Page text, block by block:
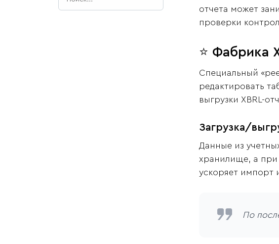
отчета может
проверки
⭐ Фабрика
Специальный
редактировать
выгрузки XBRL-
Загрузка/
Данные из
хранилище, а при
ускоряет импорт
По